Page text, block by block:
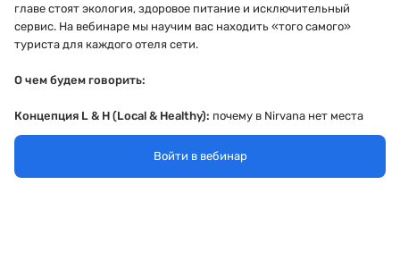
главе стоят экология, здоровое питание и исключительный
сервис. На вебинаре мы научим вас находить «того самого»
туриста для каждого отеля сети.
О чем будем говорить:
Концепция L & H (Local & Healthy): почему в Nirvana нет места
трансжирам?
как Nirvana стала лучшим выбором для туристов,
путешествующих с питомцами?
Войти в вебинар